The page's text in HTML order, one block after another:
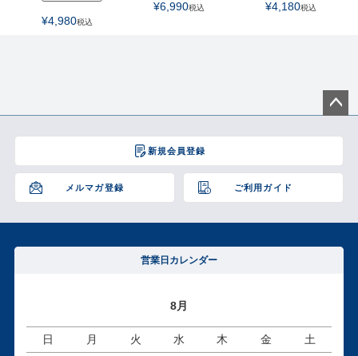
¥4,980税込
¥6,990税込 ¥4,180税込
新規会員登録
メルマガ登録 ご利用ガイド
ジト
へ
営業日カレンダー
8月
日 月 火 水 木 金 土